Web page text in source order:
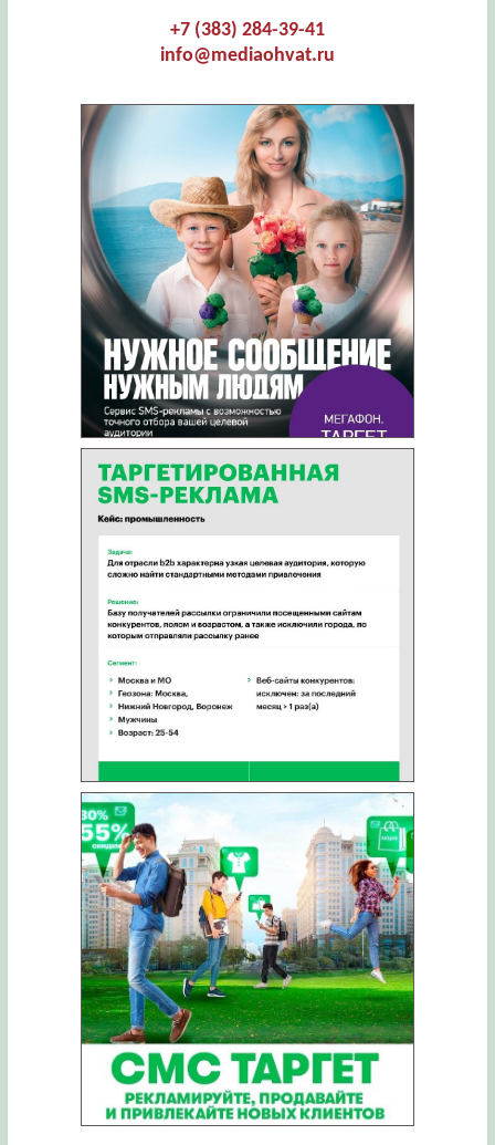
+7 (383) 284-39-41
info@mediaohvat.ru